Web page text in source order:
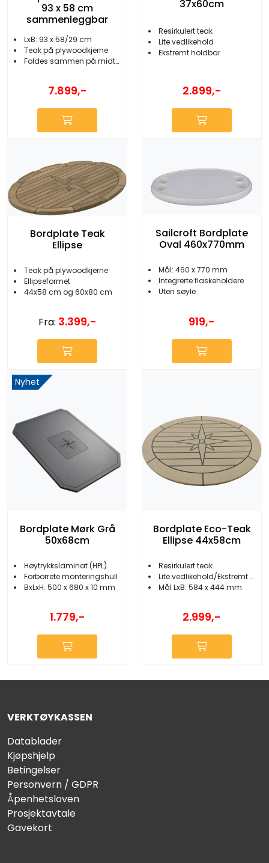
93 x 58 cm
sammenleggbar
LxB: 93 x 58/29 cm
Teak på plywoodkjerne
Foldes sammen på midten
7.899,-
37x60cm
Resirkulert teak
Lite vedlikehold
Ekstremt holdbar
2.899,-
Bordplate Teak
Ellipse
Teak på plywoodkjerne
Ellipseformet
44x58 cm og 60x80 cm
Fra: 3.399,-
Sailcroft Bordplate
Oval 460x770mm
Mål: 460 x 770 mm
Integrerte flaskeholdere
Uten søyle
919,-
Nyhet
Bordplate Mørk Grå
50x68cm
Høytrykkslaminat (HPL)
Forborrete monteringshull
BxLxH: 500 x 680 x 10 mm
1.779,-
Bordplate Eco-Teak
Ellipse 44x58cm
Resirkulert teak
Lite vedlikehold/Ekstremt holdbar
Mål LxB: 584 x 444 mm
2.999,-
VERKTØYKASSEN
Datablader
Kjøpshjelp
Betingelser
Personvern / GDPR
Åpenhetsloven
Prosjektavtale
Gavekort